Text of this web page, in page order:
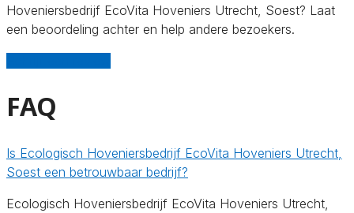
Hoveniersbedrijf EcoVita Hoveniers Utrecht, Soest? Laat
een beoordeling achter en help andere bezoekers.
FAQ
Is Ecologisch Hoveniersbedrijf EcoVita Hoveniers Utrecht,
Soest een betrouwbaar bedrijf?
Ecologisch Hoveniersbedrijf EcoVita Hoveniers Utrecht,